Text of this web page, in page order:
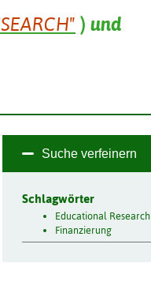
) und
Suche verfeinern
Schlagwörter
Educational Research
Finanzierung